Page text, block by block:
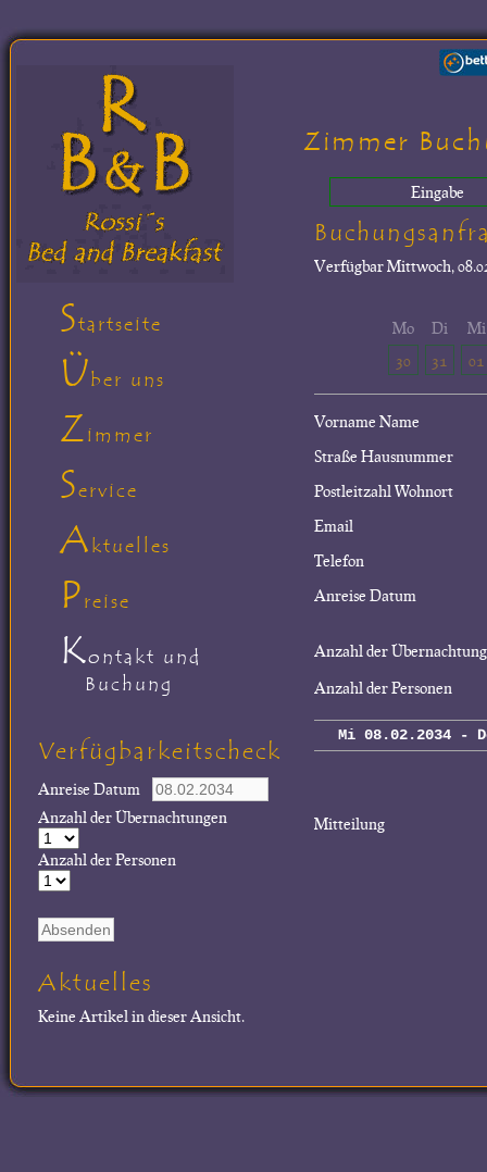
Zimmer
Eingabe
VerfügbarMittwoch,
Mo
30
Di
31
Mi
01
Vorname Name
Straße Hausnummer
Postleitzahl Wohnort
Email
Telefon
Anreise Datum
Anzahl der
Anzahl der Personen
Mi 08.02.2034 -
Mitteilung
Startseite
Über uns
Zimmer
Service
Aktuelles
Preise
Kontakt und
Buchung
Verfügbarkeitscheck
Anreise Datum
Anzahl der Übernachtungen
Anzahl der Personen
Aktuelles
Keine Artikel in dieser Ansicht.